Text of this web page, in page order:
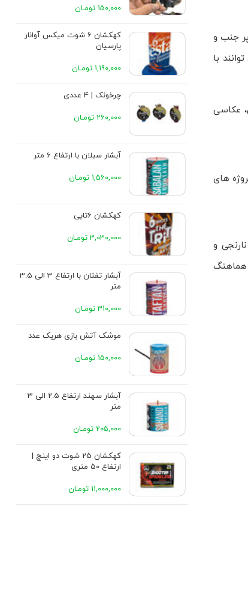
جنب و
با
عکاسی
های
و
هماهنگ
150,000 تومـان
کهکشان 6 شوت میکس آوانار
پارسیان
1,190,000 تومـان
چرخونک | 4 عددی
260,000 تومـان
آبشار سبلان با ارتفاع 6 متر
1,560,000 تومـان
کهکشان 6تایی
3,030,000 تومـان
آبشار تفتان با ارتفاع 3 الی 3.5
متر
310,000 تومـان
موشک آتش بازی هریک عدد
150,000 تومـان
آبشار سهند ارتفاع 2.5 الی 3
متر
205,000 تومـان
کهکشان 25 شوت دو اینچ |
ارتفاع 50 متری
11,000,000 تومـان